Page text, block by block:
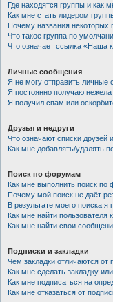
Где находятся группы и как
Как мне стать лидером
Почему названия некоторых
Что такое группа по
Что означает ссылка «Наша
Личные сообщения
Я не могу отправить личные
Я постоянно получаю
Я получил спам или
Друзья и недруги
Что означают списки друзей
Как мне добавлять/удалять
Поиск по форумам
Как мне выполнить поиск
Почему мой поиск не даёт
В результате моего поиска я
Как мне найти пользователя
Как мне найти свои
Подписки и закладки
Чем закладки отличаются от
Как мне сделать закладку
Как мне подписаться на
Как мне отказаться от